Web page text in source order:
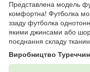
Представлена ​​модель
комфортна! Футболка
ззаду футболка
якими джинсами або
поєднання складу
Виробництво